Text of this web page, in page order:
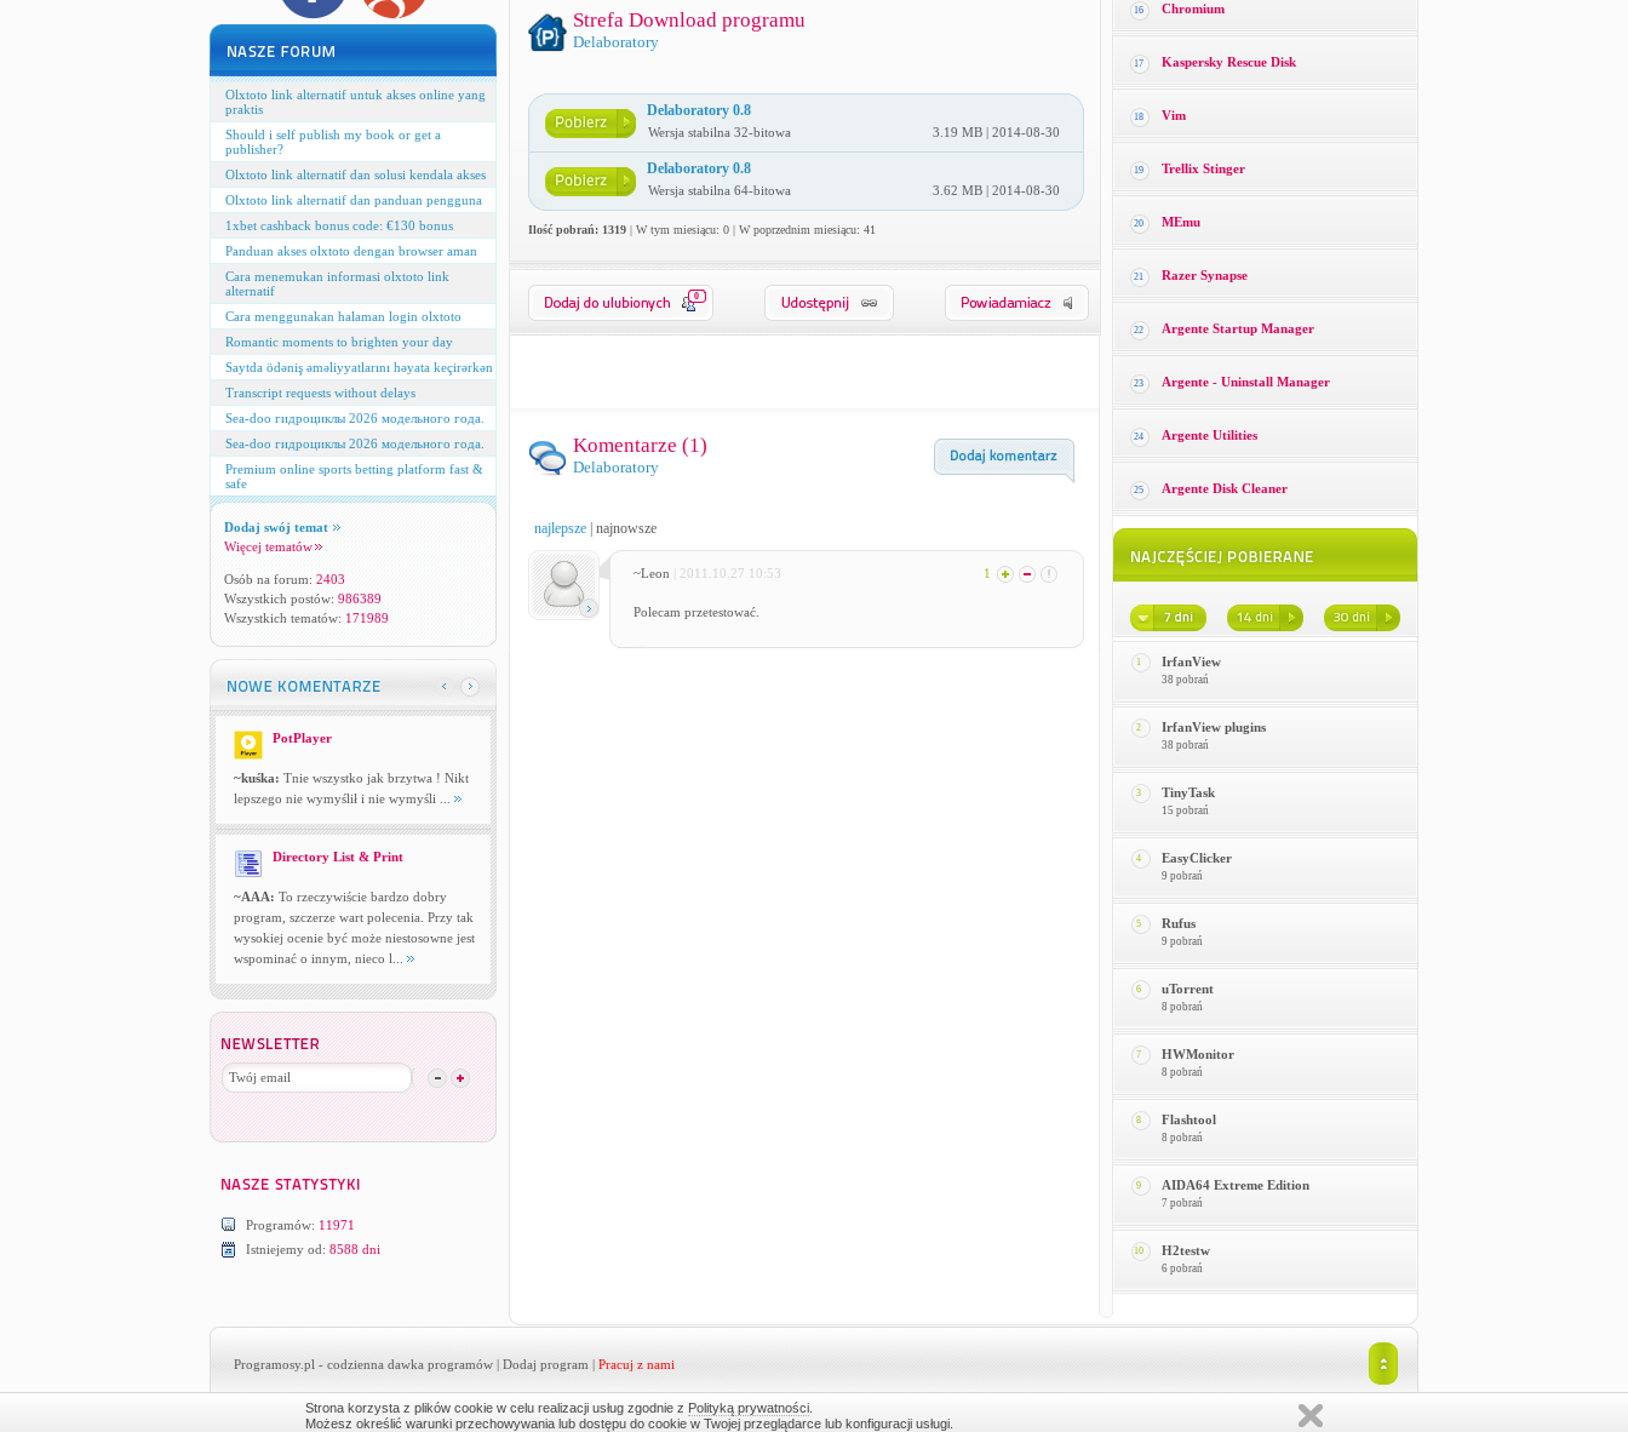
Olxtoto link alternatif untuk akses online yang
praktis
Should i self publish my book or get a
publisher?
Olxtoto link alternatif dan solusi kendala akses
Olxtoto link alternatif dan panduan pengguna
1xbet cashback bonus code: €130 bonus
Panduan akses olxtoto dengan browser aman
Cara menemukan informasi olxtoto link
alternatif
Cara menggunakan halaman login olxtoto
Romantic moments to brighten your day
Saytda ödəniş əməliyyatlarını həyata keçirərkən
Transcript requests without delays
Sea-doo гидроциклы 2026 модельного года.
Sea-doo гидроциклы 2026 модельного года.
Premium online sports betting platform fast &
safe
Dodaj swój temat
Więcej tematów
Osób na forum: 2403
Wszystkich postów: 986389
Wszystkich tematów: 171989
PotPlayer
~kuśka: Tnie wszystko jak brzytwa ! Nikt
lepszego nie wymyślił i nie wymyśli ...
Directory List & Print
~AAA: To rzeczywiście bardzo dobry
program, szczerze wart polecenia. Przy tak
wysokiej ocenie być może niestosowne jest
wspominać o innym, nieco l...
Programów: 11971
Istniejemy od: 8588 dni
Strefa Download programu
Delaboratory
Delaboratory 0.8
Wersja stabilna 32-bitowa 3.19 MB | 2014-08-30
Delaboratory 0.8
Wersja stabilna 64-bitowa 3.62 MB | 2014-08-30
Ilość pobrań: 1319| W tym miesiącu: 0 | W poprzednim miesiącu: 41
0
Komentarze (1)
Delaboratory
najlepsze| najnowsze
~Leon | 2011.10.27 10:53 1
Polecam przetestować.
16 Chromium
17 Kaspersky Rescue Disk
18 Vim
19 Trellix Stinger
20 MEmu
21 Razer Synapse
22 Argente Startup Manager
23 Argente - Uninstall Manager
24 Argente Utilities
25 Argente Disk Cleaner
1 IrfanView
38 pobrań
2 IrfanView plugins
38 pobrań
3 TinyTask
15 pobrań
4 EasyClicker
9 pobrań
5 Rufus
9 pobrań
6 uTorrent
8 pobrań
7 HWMonitor
8 pobrań
8 Flashtool
8 pobrań
9 AIDA64 Extreme Edition
7 pobrań
10 H2testw
6 pobrań
Programosy.pl - codzienna dawka programów | Dodaj program | Pracuj z nami
Strona korzysta z plików cookie w celu realizacji usług zgodnie z Polityką prywatności
Możesz określić warunki przechowywania lub dostępu do cookie w Twojej przeglądarce lub konfiguracji usługi.